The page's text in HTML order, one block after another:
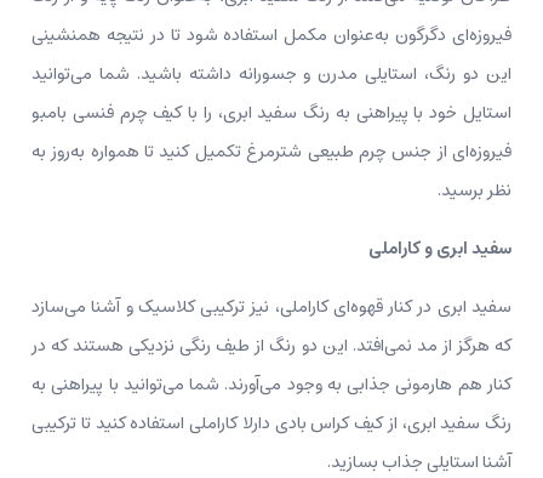
فیروزه‌ای دگرگون به‌عنوان مکمل استفاده شود تا در نتیجه همنشینی
این دو رنگ، استایلی مدرن و جسورانه داشته باشید. شما می‌توانید
استایل خود با پیراهنی به رنگ سفید ابری، را با کیف چرم فنسی بامبو
فیروزه‌ای از جنس چرم طبیعی شترمرغ تکمیل کنید تا همواره به‌روز به
نظر برسید.
سفید ابری و کاراملی
سفید ابری در کنار قهوه‌ای کاراملی، نیز ترکیبی کلاسیک و آشنا می‌سازد
که هرگز از مد نمی‌افتد. این دو رنگ از طیف رنگی نزدیکی هستند که در
کنار هم هارمونی جذابی به وجود می‌آورند. شما می‌توانید با پیراهنی به
رنگ سفید ابری، از کیف کراس بادی دارلا کاراملی استفاده کنید تا ترکیبی
آشنا استایلی جذاب بسازید.